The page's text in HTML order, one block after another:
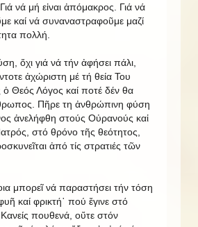
νά μή εἰναι ἀπόμακρος. Γιά νά
καί νά συναναστραφοῦμε μαζί
πολλή.
ὄχι γιά νά τήν ἀφήσει πάλι,
ἀχώριστη μέ τή θεία Του
Θεός Λόγος καί ποτέ δέν θα
Πῆρε τη ἀνθρώπινη φύση
ἀνελήφθη στούς Οὐρανούς καἰ
στό θρόνο τῆς θεότητος,
ἀπό τίς στρατιές τῶν
μπορεῖ νά παραστήσει τήν τόση
καί φρικτή῾ πού ἔγινε στό
πουθενά, οὔτε στόν